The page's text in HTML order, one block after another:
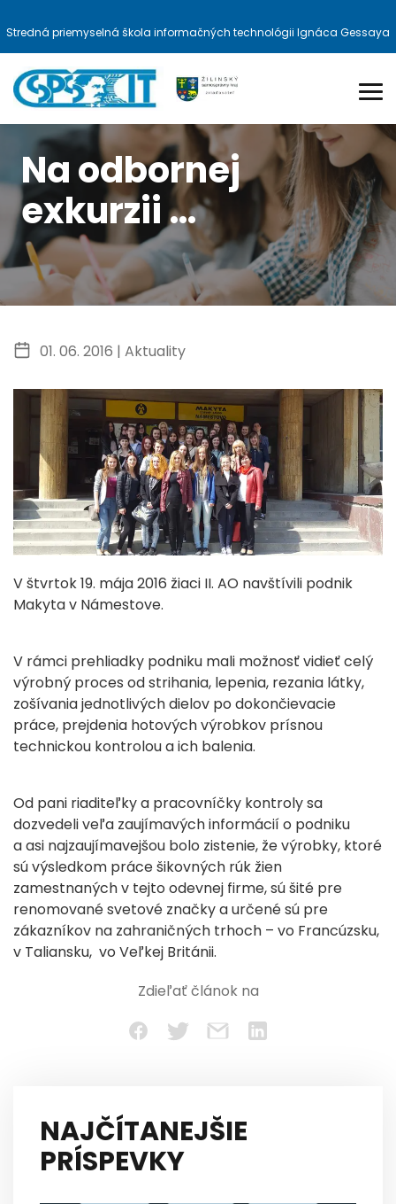
Stredná priemyselná škola informačných technológii Ignáca Gessaya
Na odbornej
exkurzii …
01. 06. 2016 | Aktuality
V štvrtok 19. mája 2016 žiaci II. AO navštívili podnik
Makyta v Námestove.
V rámci prehliadky podniku mali možnosť vidieť celý
výrobný proces od strihania, lepenia, rezania látky,
zošívania jednotlivých dielov po dokončievacie
práce, prejdenia hotových výrobkov prísnou
technickou kontrolou a ich balenia.
Od pani riaditeľky a pracovníčky kontroly sa
dozvedeli veľa zaujímavých informácií o podniku
a asi najzaujímavejšou bolo zistenie, že výrobky, ktoré
sú výsledkom práce šikovných rúk žien
zamestnaných v tejto odevnej firme, sú šité pre
renomované svetové značky a určené sú pre
zákazníkov na zahraničných trhoch – vo Francúzsku,
v Taliansku, vo Veľkej Británii.
Zdieľať článok na
NAJČÍTANEJŠIE
PRÍSPEVKY